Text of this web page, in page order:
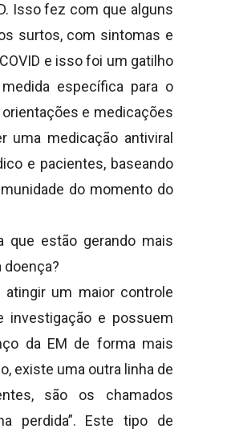
Isso fez com que alguns
surtos, com sintomas e
e isso foi um gatilho
específica para o
e medicações
uma medicação antiviral
e pacientes, baseando
do momento do
que estão gerando mais
doença?
um maior controle
investigação e possuem
da EM de forma mais
existe uma outra linha de
são os chamados
perdida”. Este tipo de